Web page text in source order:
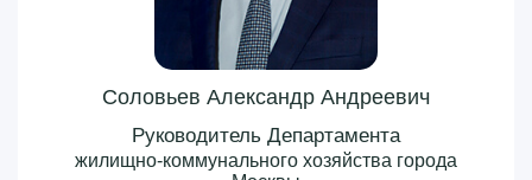
Соловьев Александр Андреевич
Руководитель Департамента
жилищно-коммунального хозяйства города